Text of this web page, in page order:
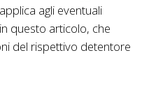
agli eventuali
questo articolo, che
del rispettivo detentore